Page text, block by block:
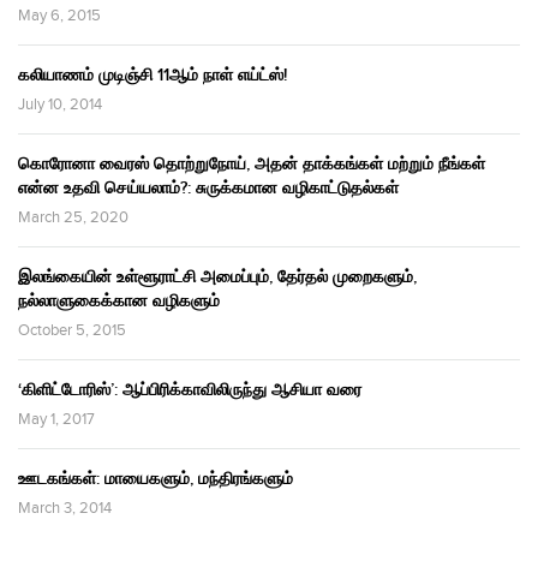
May 6, 2015
கலியாணம் முடிஞ்சி 11ஆம் நாள் எய்ட்ஸ்!
July 10, 2014
கொரோனா வைரஸ் தொற்றுநோய், அதன் தாக்கங்கள் மற்றும் நீங்கள்
என்ன உதவி செய்யலாம்?: சுருக்கமான வழிகாட்டுதல்கள்
March 25, 2020
இலங்கையின் உள்ளூராட்சி அமைப்பும், தேர்தல் முறைகளும்,
நல்லாளுகைக்கான வழிகளும்
October 5, 2015
‘கிளிட்டோரிஸ்’: ஆப்பிரிக்காவிலிருந்து ஆசியா வரை
May 1, 2017
ஊடகங்கள்: மாயைகளும், மந்திரங்களும்
March 3, 2014